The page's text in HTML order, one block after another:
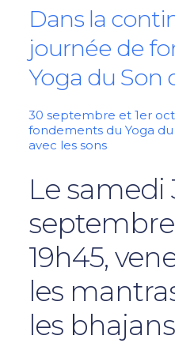
Dans la
journée de
Yoga du Son
30 septembre et 1er
fondements du Yoga
avec les sons
Le samedi
septembre
19h45,
les
les bhajans